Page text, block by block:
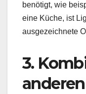
benötigt, wie
eine Küche, ist
ausgezeichnete
3.